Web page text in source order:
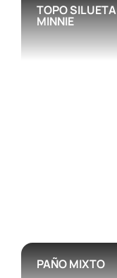
TOPO SILUETA
MINNIE
PAÑO MIXTO